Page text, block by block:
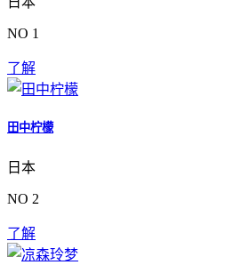
NO 1
了解
田中柠檬
日本
NO 2
了解